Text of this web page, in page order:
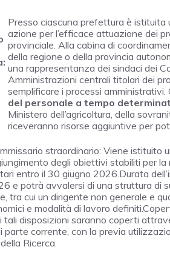
Presso ciascuna prefettura è istituita
azione per l’efficace attuazione dei
provinciale. Alla cabina di
della regione o della provincia
una rappresentanza dei sindaci dei
Amministrazioni centrali titolari dei
semplificare i processi amministrativi.
del personale a tempo
Ministero dell’agricoltura, della
riceveranno risorse aggiuntive per
straordinario: Viene istituito
degli obiettivi stabiliti per
entro il 30 giugno 2026.Durata
e potrà avvalersi di una struttura di
tra cui un dirigente non generale e
e modalità di lavoro
tali disposizioni saranno coperti
parte corrente, con la previa
Ricerca.